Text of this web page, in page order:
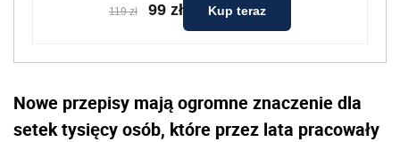
119 zł 99 zł Kup teraz
Nowe przepisy mają ogromne znaczenie dla
setek tysięcy osób, które przez lata pracowały